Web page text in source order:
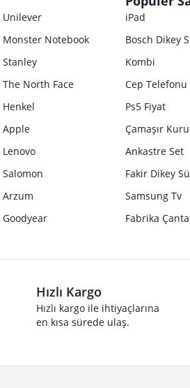
Unilever
Monster Notebook
Stanley
The North Face
Henkel
Apple
Lenovo
Salomon
Arzum
Goodyear
iPad
Bosch Dikey
Kombi
Cep Telefonu
Ps5 Fiyat
Çamaşır
Ankastre Set
Fakir Dikey
Samsung Tv
Fabrika Çanta
Hızlı Kargo
Hızlı kargo ile ihtiyaçlarına
en kısa sürede ulaş.